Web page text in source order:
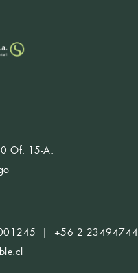
Of. 15-A.
| +56 2 23494744